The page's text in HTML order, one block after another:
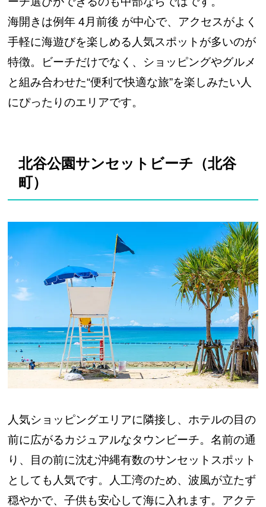
海開きは例年 4月前後 が中心で、アクセスがよく
手軽に海遊びを楽しめる人気スポットが多いのが
特徴。ビーチだけでなく、ショッピングやグルメ
と組み合わせた“便利で快適な旅”を楽しみたい人
にぴったりのエリアです。
北谷公園サンセットビーチ（北谷
町）
人気ショッピングエリアに隣接し、ホテルの目の
前に広がるカジュアルなタウンビーチ。名前の通
り、目の前に沈む沖縄有数のサンセットスポット
としても人気です。人工湾のため、波風が立たず
穏やかで、子供も安心して海に入れます。アクテ